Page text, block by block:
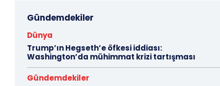
Gündemdekiler
Dünya
Trump’ın Hegseth’e öfkesi iddiası:
Washington’da mühimmat krizi tartışması
Gündemdekiler